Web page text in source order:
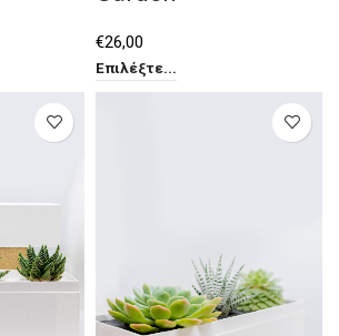
€26,00
Επιλέξτε...